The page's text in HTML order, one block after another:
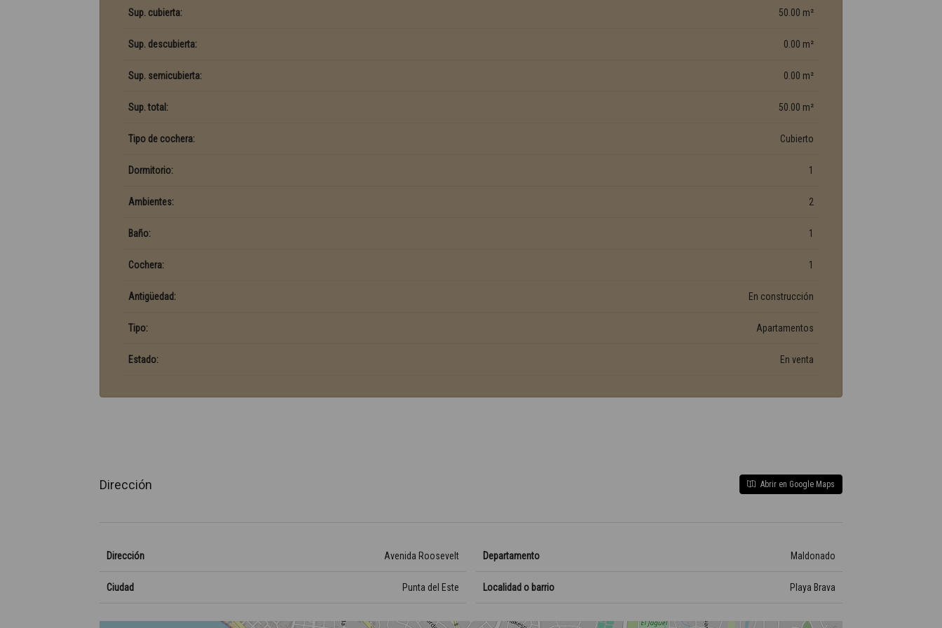
Sup. cubierta: 50.00 m²
Sup. descubierta: 0.00 m²
Sup. semicubierta: 0.00 m²
Sup. total: 50.00 m²
Tipo de cochera: Cubierto
Dormitorio: 1
Ambientes: 2
Baño: 1
Cochera: 1
Antigüedad: En construcción
Tipo: Apartamentos
Estado: En venta
Dirección Abrir en Google Maps
Dirección Avenida Roosevelt
Ciudad Punta del Este
Departamento Maldonado
Localidad o barrio Playa Brava